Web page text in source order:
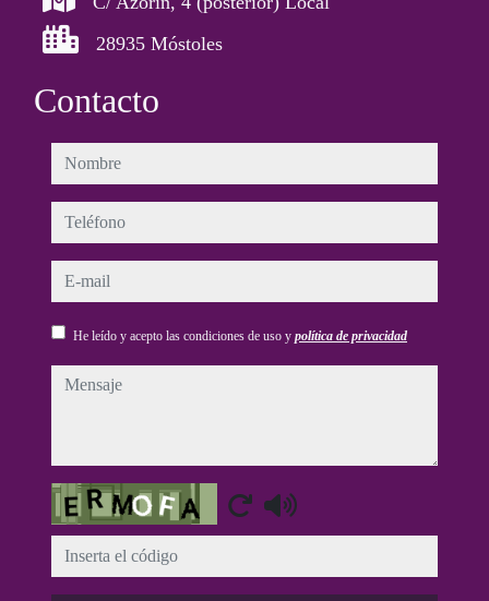
28935 Móstoles
Contacto
nombre
teléfono
e-mail
He leído y acepto las condiciones de uso y política de privacidad
mensaje
Captcha